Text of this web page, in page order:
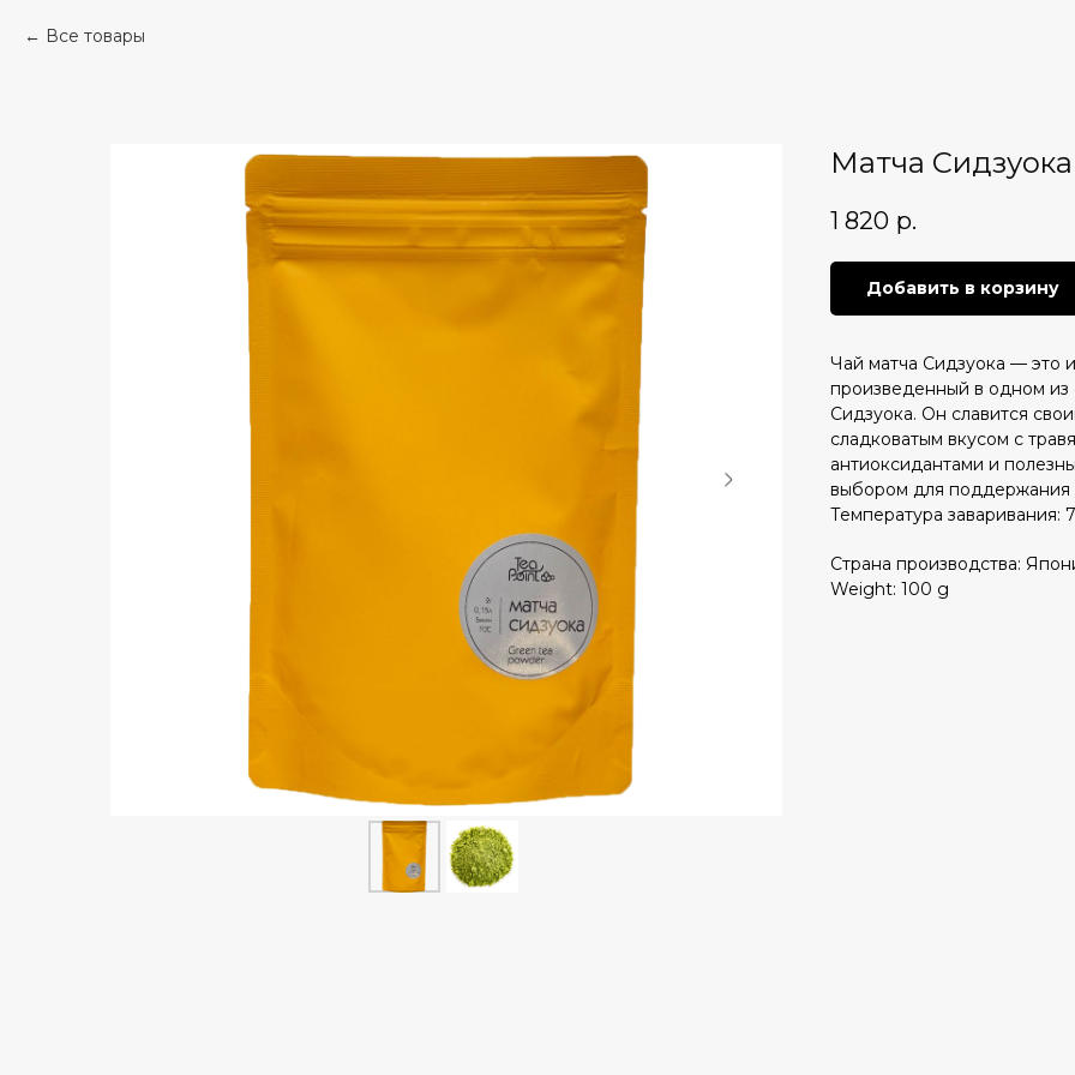
Все товары
Матча Сидзуока
1 820 р.
Добавить в корзину
Чай матча Сидзуока — это
произведенный в одном
Сидзуока. Он славится
сладковатым вкусом с
антиоксидантами и
выбором для поддержания
Температура заваривания:
Страна производства:
Weight: 100 g